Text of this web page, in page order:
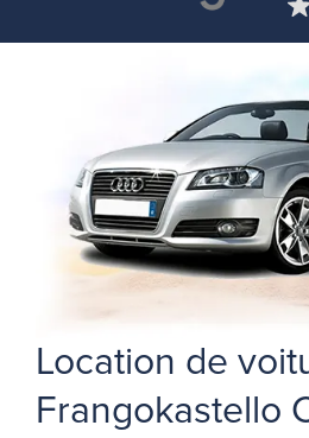
Location de
Frangokastello